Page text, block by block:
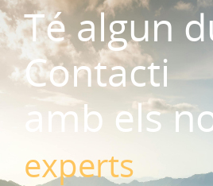
Té algun
Contacti
amb els
experts